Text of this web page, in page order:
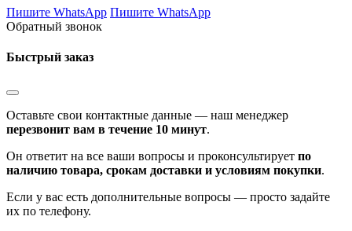
Пишите WhatsApp Пишите WhatsApp
Обратный звонок
Быстрый заказ
Оставьте свои контактные данные — наш менеджер
перезвонит вам в течение 10 минут.
Он ответит на все ваши вопросы и проконсультирует по
наличию товара, срокам доставки и условиям покупки.
Если у вас есть дополнительные вопросы — просто задайте
их по телефону.